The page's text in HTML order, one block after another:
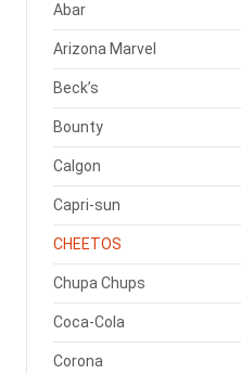
Abar
Arizona Marvel
Beck’s
Bounty
Calgon
Capri-sun
CHEETOS
Chupa Chups
Coca-Cola
Corona